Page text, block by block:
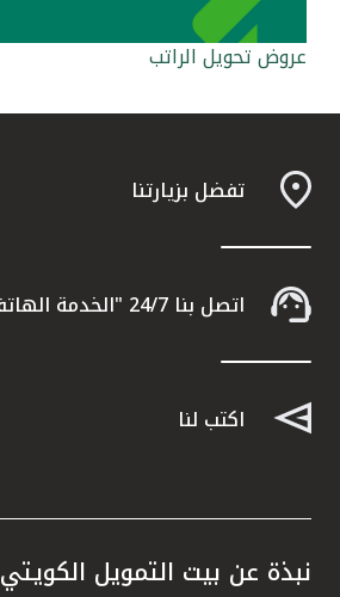
المملكة المتحدة
مملكة البحرين
عروض تحويل الراتب
تفضل بزيارتنا
اتصل بنا 24/7 "الخدمة الهاتفية" 1803333
اكتب لنا
نبذة عن بيت التمويل الكويتي